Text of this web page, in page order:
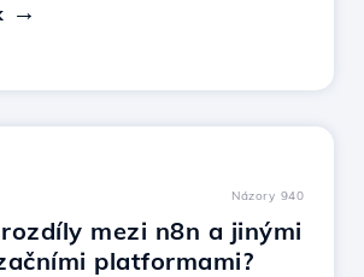
Názory 940
rozdíly mezi n8n a jinými
platformami?